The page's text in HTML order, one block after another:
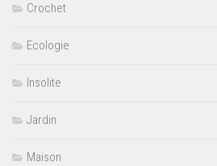
Crochet
Ecologie
Insolite
Jardin
Maison